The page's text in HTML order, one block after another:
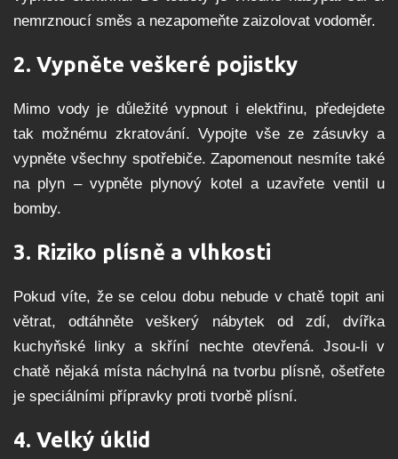
nemrznoucí směs a nezapomeňte zaizolovat vodoměr.
2. Vypněte veškeré pojistky
Mimo vody je důležité vypnout i elektřinu, předejdete
tak možnému zkratování. Vypojte vše ze zásuvky a
vypněte všechny spotřebiče. Zapomenout nesmíte také
na plyn – vypněte plynový kotel a uzavřete ventil u
bomby.
3. Riziko plísně a vlhkosti
Pokud víte, že se celou dobu nebude v chatě topit ani
větrat, odtáhněte veškerý nábytek od zdí, dvířka
kuchyňské linky a skříní nechte otevřená. Jsou-li v
chatě nějaká místa náchylná na tvorbu plísně, ošetřete
je speciálními přípravky proti tvorbě plísní.
4. Velký úklid